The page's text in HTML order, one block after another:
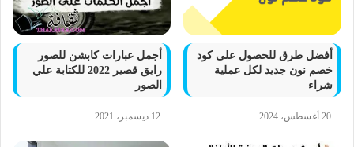
أفضل طرق للحصول على كود
خصم نون جديد لكل عملية
شراء
20 أغسطس، 2024
أجمل عبارات كابشن للصور
رايق قصير 2022 للكتابة علي
الصور
12 ديسمبر، 2021